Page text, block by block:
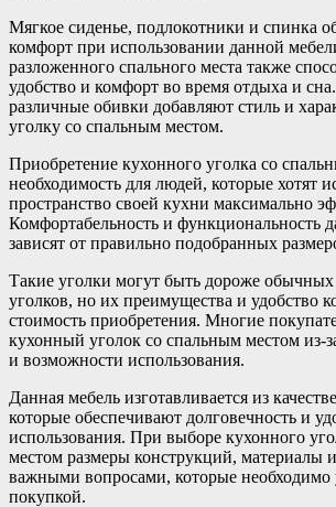
Мягкое сиденье, подлокотники и спинка
комфорт при использовании данной
разложенного спального места также
удобство и комфорт во время отдыха и
различные обивки добавляют стиль и
уголку со спальным местом.
Приобретение кухонного уголка со
необходимость для людей, которые хотят
пространство своей кухни максимально
Комфортабельность и функциональность
зависят от правильно подобранных
Такие уголки могут быть дороже
уголков, но их преимущества и удобство
стоимость приобретения. Многие
кухонный уголок со спальным местом из-
и возможности использования.
Данная мебель изготавливается из
которые обеспечивают долговечность и
использования. При выборе кухонного
местом размеры конструкций, материалы
важными вопросами, которые необходимо
покупкой.